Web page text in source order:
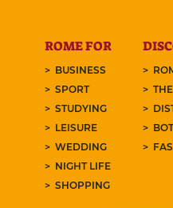
ROME FOR
BUSINESS
SPORT
STUDYING
LEISURE
WEDDING
NIGHT LIFE
SHOPPING